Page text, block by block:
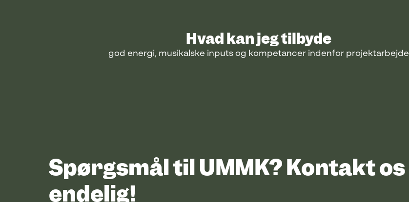
Hvad kan jeg tilbyde
god energi, musikalske inputs og kompetancer indenfor projektarbejde
Spørgsmål til UMMK? Kontakt os
endelig!